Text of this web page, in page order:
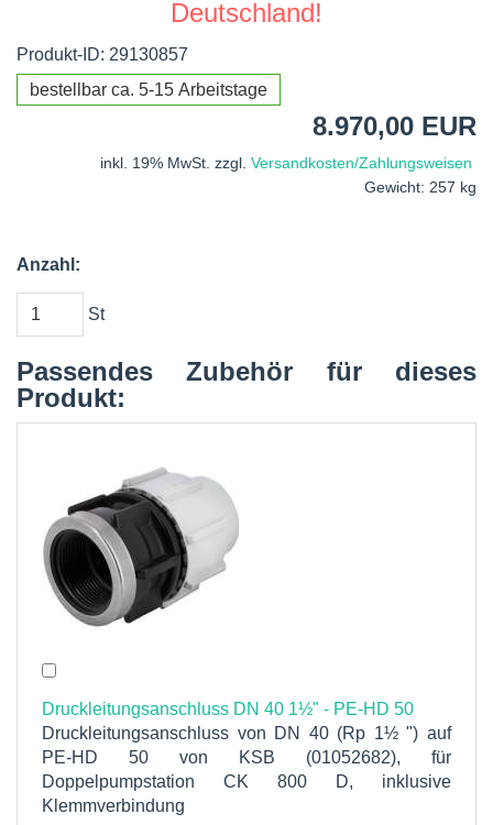
Deutschland!
Produkt-ID: 29130857
bestellbar ca. 5-15 Arbeitstage
8.970,00 EUR
inkl. 19% MwSt. zzgl. Versandkosten/Zahlungsweisen
Gewicht: 257 kg
Anzahl:
St
Passendes Zubehör für dieses
Produkt:
Druckleitungsanschluss DN 40 1½" - PE-HD 50
Druckleitungsanschluss von DN 40 (Rp 1½ ") auf
PE-HD 50 von KSB (01052682), für
Doppelpumpstation CK 800 D, inklusive
Klemmverbindung